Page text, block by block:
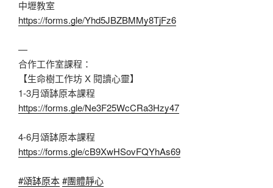
中壢教室
https://forms.gle/Yhd5JBZBMMy8TjFz6
—
合作工作室課程：
【生命樹工作坊 X 閱讀心靈】
1-3月頌缽原本課程
https://forms.gle/Ne3F25WcCRa3Hzy47
4-6月頌缽原本課程
https://forms.gle/cB9XwHSovFQYhAs69
#頌缽原本#團體靜心